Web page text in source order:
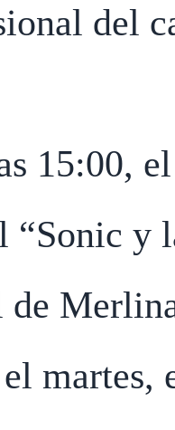
del
15:00,
y